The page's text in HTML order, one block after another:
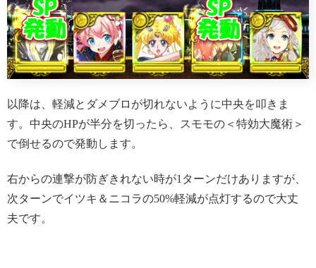
以降は、軽減とダメブロが切れないように中央を叩きま
す。中央のHPが半分を切ったら、スモモの＜特効大魔術＞
で倒せるので発動します。
右からの連撃が防ぎきれない時が1ターンだけありますが、
次ターンでイツキ＆ニコラの50%軽減が点灯するので大丈
夫です。